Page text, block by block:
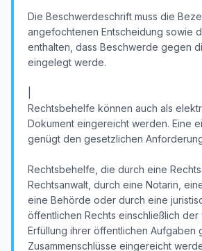
Die Beschwerdeschrift muss die
angefochtenen Entscheidung sowie
enthalten, dass Beschwerde gegen
eingelegt werde.
Rechtsbehelfe können auch als
Dokument eingereicht werden. Eine
genügt den gesetzlichen
Rechtsbehelfe, die durch eine
Rechtsanwalt, durch eine Notarin,
eine Behörde oder durch eine
öffentlichen Rechts einschließlich der
Erfüllung ihrer öffentlichen Aufgaben
Zusammenschlüsse eingereicht